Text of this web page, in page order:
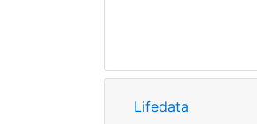
Lifedata